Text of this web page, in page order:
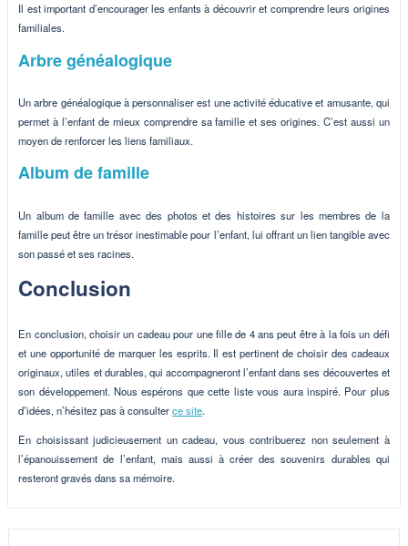
Il est important d’encourager les enfants à découvrir et comprendre leurs origines
familiales.
Arbre généalogique
Un arbre généalogique à personnaliser est une activité éducative et amusante, qui
permet à l’enfant de mieux comprendre sa famille et ses origines. C’est aussi un
moyen de renforcer les liens familiaux.
Album de famille
Un album de famille avec des photos et des histoires sur les membres de la
famille peut être un trésor inestimable pour l’enfant, lui offrant un lien tangible avec
son passé et ses racines.
Conclusion
En conclusion, choisir un cadeau pour une fille de 4 ans peut être à la fois un défi
et une opportunité de marquer les esprits. Il est pertinent de choisir des cadeaux
originaux, utiles et durables, qui accompagneront l’enfant dans ses découvertes et
son développement. Nous espérons que cette liste vous aura inspiré. Pour plus
d’idées, n’hésitez pas à consulterce site.
En choisissant judicieusement un cadeau, vous contribuerez non seulement à
l’épanouissement de l’enfant, mais aussi à créer des souvenirs durables qui
resteront gravés dans sa mémoire.